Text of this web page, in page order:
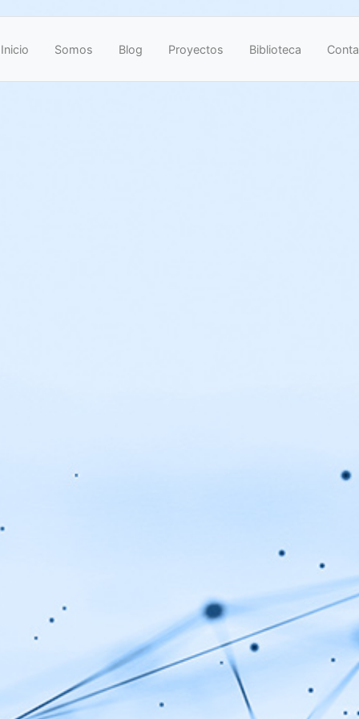
Inicio Somos Blog Proyectos Biblioteca